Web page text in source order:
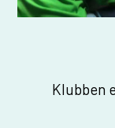
Klubben